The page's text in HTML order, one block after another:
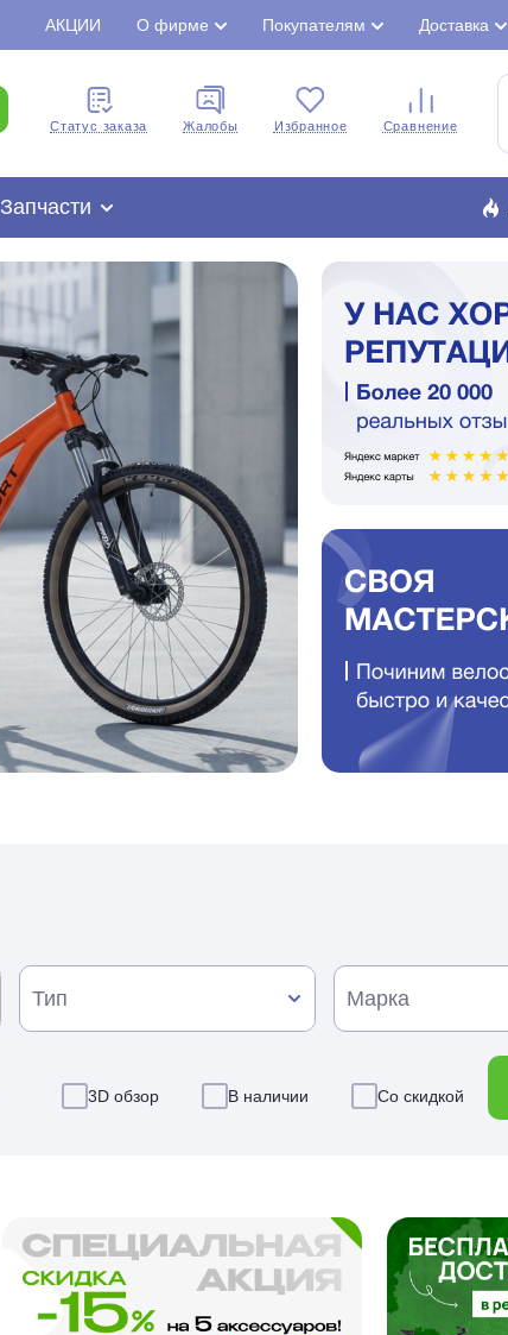
АКЦИИ О фирме Покупателям Доставка
Cтатус заказа Жалобы Избранное Сравнение
Запчасти
Тип Марка
3D обзор В наличии Со скидкой